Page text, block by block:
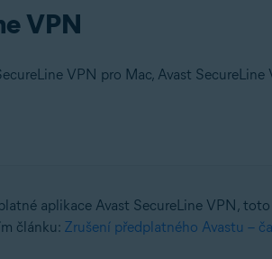
VPN
aplikace Avast SecureLine VPN,
článku: Zrušení předplatného Avastu –